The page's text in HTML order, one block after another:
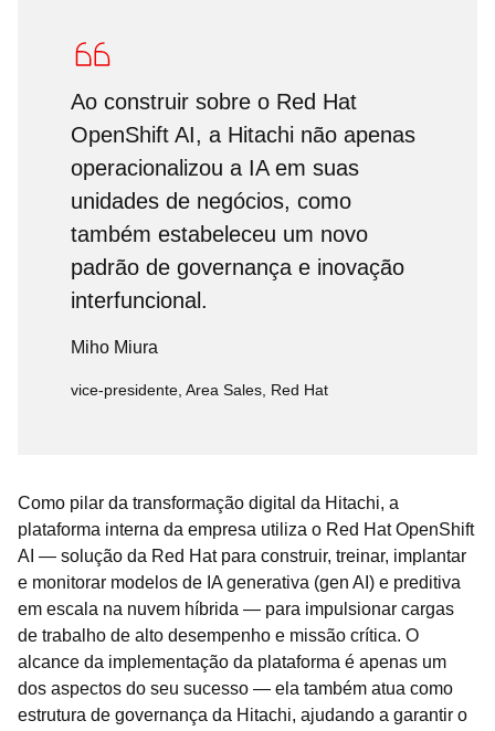
Ao construir sobre o Red Hat
OpenShift AI, a Hitachi não apenas
operacionalizou a IA em suas
unidades de negócios, como
também estabeleceu um novo
padrão de governança e inovação
interfuncional.
Miho Miura
vice-presidente, Area Sales, Red Hat
Como pilar da transformação digital da Hitachi, a
plataforma interna da empresa utiliza o Red Hat OpenShift
AI — solução da Red Hat para construir, treinar, implantar
e monitorar modelos de IA generativa (gen AI) e preditiva
em escala na nuvem híbrida — para impulsionar cargas
de trabalho de alto desempenho e missão crítica. O
alcance da implementação da plataforma é apenas um
dos aspectos do seu sucesso — ela também atua como
estrutura de governança da Hitachi, ajudando a garantir o